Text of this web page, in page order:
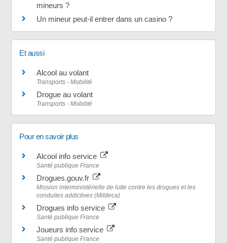
mineurs ?
Un mineur peut-il entrer dans un casino ?
Et aussi
Alcool au volant
Transports - Mobilité
Drogue au volant
Transports - Mobilité
Pour en savoir plus
Alcool info service
Santé publique France
Drogues.gouv.fr
Mission interministérielle de lutte contre les drogues et les
conduites addictives (Mildeca)
Drogues info service
Santé publique France
Joueurs info service
Santé publique France